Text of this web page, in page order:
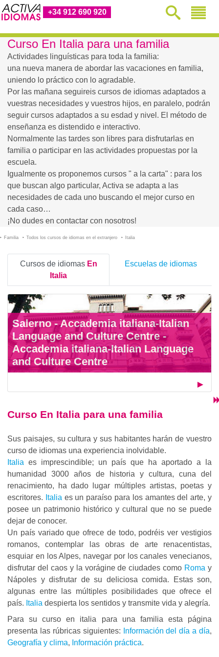
+34 912 690 920
Curso En Italia para una familia
Actividades linguísticas para toda la familia:
una nueva manera de abordar las vacaciones en familia,
uniendo lo práctico con lo agradable.
Por las mañana seguireis cursos de idiomas adaptados a
vuestras necesidades y vuestros hijos, en paralelo, podrán
seguir cursos adaptados a su esdad y nivel. El método de
enseñanza es distendido e interactivo.
Normalmente las tardes son libres para disfrutarlas en
familia o participar en las actividades propuestas por la
escuela.
Igualmente os proponemos cursos " a la carta" : para los
que buscan algo particular, Activa se adapta a las
necesidades de cada uno buscando el mejor curso en
cada caso…
¡No dudes en contactar con nosotros!
Familia Todos los cursos de idiomas en el extranjero Italia
Cursos de idiomas En
Italia
Escuelas de idiomas
Salerno - Accademia italiana-Italian
Language and Culture Centre -
Accademia italiana-Italian Language
and Culture Centre
Curso En Italia para una familia
Sus paisajes, su cultura y sus habitantes harán de vuestro
curso de idiomas una experiencia inolvidable.
Italia es imprescindible; un país que ha aportado a la
humanidad 3000 años de historia y cultura, cuna del
renacimiento, ha dado lugar múltiples artistas, poetas y
escritores. Italia es un paraíso para los amantes del arte, y
posee un patrimonio histórico y cultural que no se puede
dejar de conocer.
Un país variado que ofrece de todo, podréis ver vestigios
romanos, contemplar las obras de arte renacentistas,
esquiar en los Alpes, navegar por los canales venecianos,
disfrutar del caos y la vorágine de ciudades como Roma y
Nápoles y disfrutar de su deliciosa comida. Estas son,
algunas entre las múltiples posibilidades que ofrece el
país. Italia despierta los sentidos y transmite vida y alegría.
Para su curso en italia para una familia esta página
presenta las rúbricas siguientes:
Información del día a día,
Geografía y clima, Información práctica.